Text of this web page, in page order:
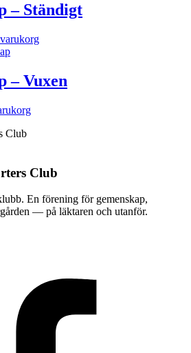
– Ständigt
– Vuxen
Club
En förening för gemenskap,
— på läktaren och utanför.